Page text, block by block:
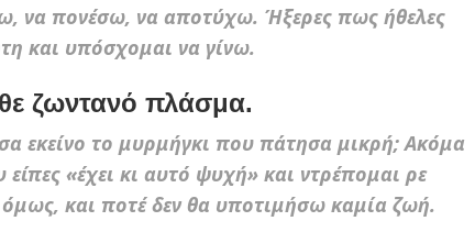
να πονέσω, να αποτύχω. Ήξερες πως ήθελες
και υπόσχομαι να γίνω.
ζωντανό πλάσμα.
εκείνο το μυρμήγκι που πάτησα μικρή; Ακόμα
«έχει κι αυτό ψυχή» και ντρέπομαι ρε
και ποτέ δεν θα υποτιμήσω καμία ζωή.